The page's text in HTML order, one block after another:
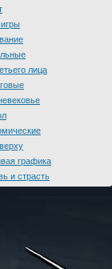
лица
графика
и страсть